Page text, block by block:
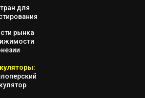
для
рынка